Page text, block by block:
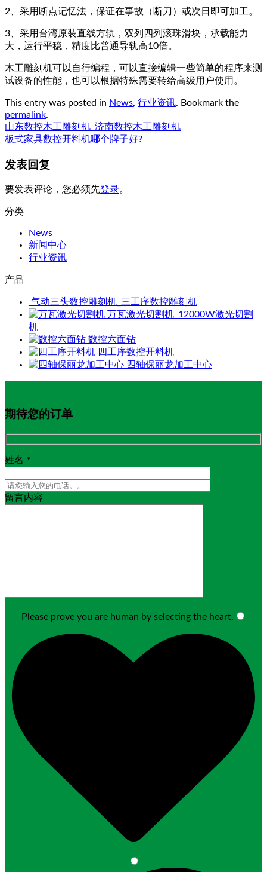
2、采用断点记忆法，保证在事故（断刀）或次日即可加工。
3、采用台湾原装直线方轨，双列四列滚珠滑块，承载能力
大，运行平稳，精度比普通导轨高10倍。
木工雕刻机可以自行编程，可以直接编辑一些简单的程序来测
试设备的性能，也可以根据特殊需要转给高级用户使用。
This entry was posted in News, 行业资讯. Bookmark the
permalink.
山东数控木工雕刻机_济南数控木工雕刻机
板式家具数控开料机哪个牌子好?
发表回复
要发表评论，您必须先登录。
分类
News
新闻中心
行业资讯
产品
气动三头数控雕刻机_三工序数控雕刻机
万瓦激光切割机_12000W激光切割
机
数控六面钻
四工序数控开料机
四轴保丽龙加工中心
期待您的订单
姓名 *
留言内容
Please prove you are human by selecting theheart.